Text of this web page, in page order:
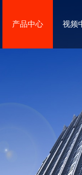
产品中心 视频